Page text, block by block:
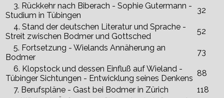
3. Rückkehr nach Biberach - Sophie Gutermann -
Studium in Tübingen
32
4. Stand der deutschen Literatur und Sprache -
Streit zwischen Bodmer und Gottsched
52
5. Fortsetzung - Wielands Annäherung an
Bodmer
73
6. Klopstock und dessen Einfluß auf Wieland -
Tübinger Sichtungen - Entwicklung seines Denkens
88
7. Berufspläne - Gast bei Bodmer in Zürich
118